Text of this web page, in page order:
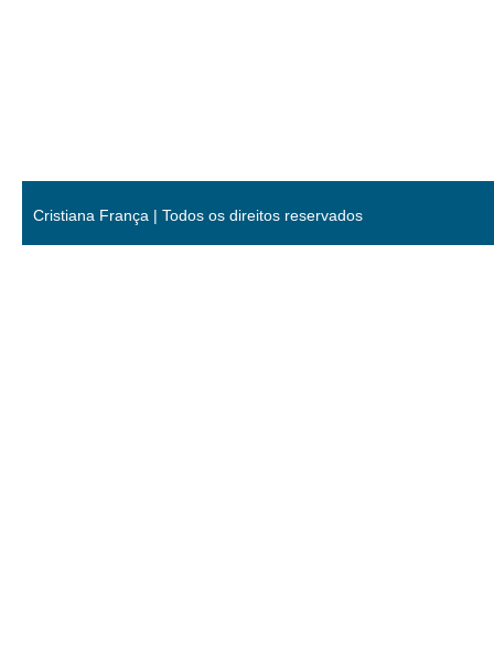
Cristiana França | Todos os direitos reservados